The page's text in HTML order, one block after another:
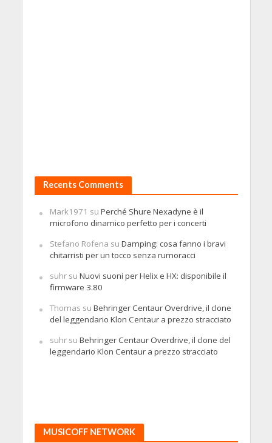
Recents Comments
Mark1971 su Perché Shure Nexadyne è il
microfono dinamico perfetto per i concerti
Stefano Rofena su Damping: cosa fanno i bravi
chitarristi per un tocco senza rumoracci
suhrsu Nuovi suoni per Helix e HX: disponibile il
firmware 3.80
Thomas su Behringer Centaur Overdrive, il clone
del leggendario Klon Centaur a prezzo stracciato
suhrsu Behringer Centaur Overdrive, il clone del
leggendario Klon Centaur a prezzo stracciato
MUSICOFF NETWORK